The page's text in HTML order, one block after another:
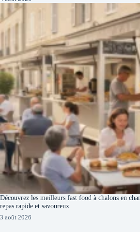
Découvrez les meilleurs fast food à chalons en
repas rapide et savoureux
3 août 2026